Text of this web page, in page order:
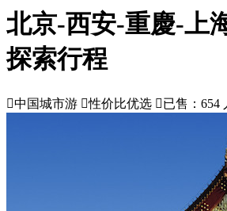
北京-西安-重慶-上
探索行程
中国城市游 性价比优选 已售：654